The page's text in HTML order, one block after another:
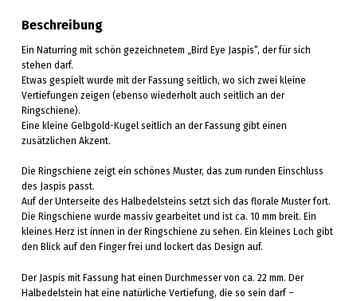
Beschreibung
Ein Naturring mit schön gezeichnetem „Bird Eye Jaspis“, der für sich
stehen darf.
Etwas gespielt wurde mit der Fassung seitlich, wo sich zwei kleine
Vertiefungen zeigen (ebenso wiederholt auch seitlich an der
Ringschiene).
Eine kleine Gelbgold-Kugel seitlich an der Fassung gibt einen
zusätzlichen Akzent.
Die Ringschiene zeigt ein schönes Muster, das zum runden Einschluss
des Jaspis passt.
Auf der Unterseite des Halbedelsteins setzt sich das florale Muster fort.
Die Ringschiene wurde massiv gearbeitet und ist ca. 10 mm breit. Ein
kleines Herz ist innen in der Ringschiene zu sehen. Ein kleines Loch gibt
den Blick auf den Finger frei und lockert das Design auf.
Der Jaspis mit Fassung hat einen Durchmesser von ca. 22 mm. Der
Halbedelstein hat eine natürliche Vertiefung, die so sein darf –